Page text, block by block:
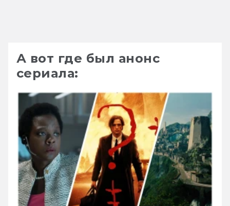
А вот где был анонс
сериала: